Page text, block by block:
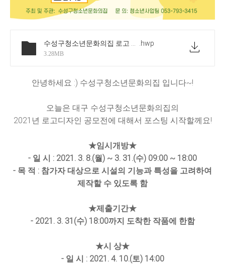
.hwp
3.28MB
안녕하세요 :) 수성구청소년문화의집 입니다~!
오늘은 대구 수성구청소년문화의집의
2021년 로고디자인 공모전에 대해서 포스팅 시작할께요!
★임시개방★
- 일 시 : 2021. 3. 8.(월) ~ 3. 31.(수) 09:00 ~ 18:00
- 목 적 : 참가자 대상으로 시설의 기능과 특성을 고려하여
제작할 수 있도록 함
★제출기간★
- 2021. 3. 31(수) 18:00까지 도착한 작품에 한함
★시 상★
- 일 시 : 2021. 4. 10.(토) 14:00